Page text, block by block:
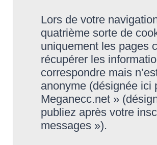
Lors de votre
quatrième sorte de
uniquement les pages
récupérer les
correspondre mais
anonyme (désignée ici
Meganecc.net »
publiez après votre
messages »).